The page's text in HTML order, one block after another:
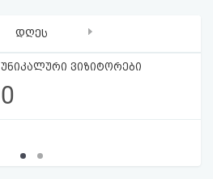
დღეს
უნიკალური ვიზიტორები
0
›